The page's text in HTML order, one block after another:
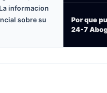
informacion
sobre su
Por que
24-7